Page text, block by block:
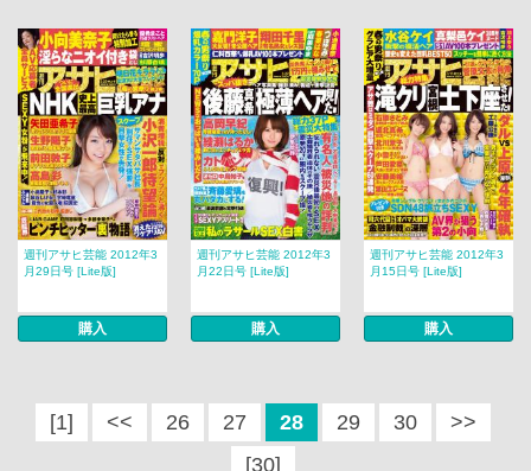
週刊アサヒ芸能 2012年3
月29日号 [Lite版]
購入
週刊アサヒ芸能 2012年3
月22日号 [Lite版]
購入
週刊アサヒ芸能 2012年3
月15日号 [Lite版]
購入
[1] << 26 27 28 29 30
>>
[30]